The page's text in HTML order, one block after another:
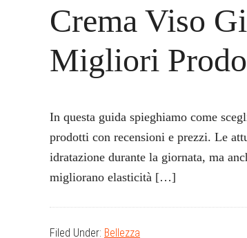
Crema Viso
Migliori
In questa guida spieghiamo come
prodotti con recensioni e prezzi. Le
idratazione durante la giornata, ma
migliorano elasticità […]
Filed Under: Bellezza